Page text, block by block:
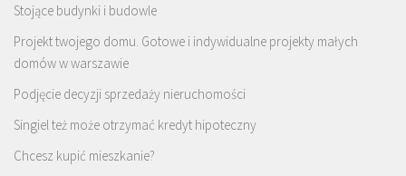
Stojące budynki i budowle
Projekt twojego domu. Gotowe i indywidualne projekty małych
domów w warszawie
Podjęcie decyzji sprzedaży nieruchomości
Singiel też może otrzymać kredyt hipoteczny
Chcesz kupić mieszkanie?